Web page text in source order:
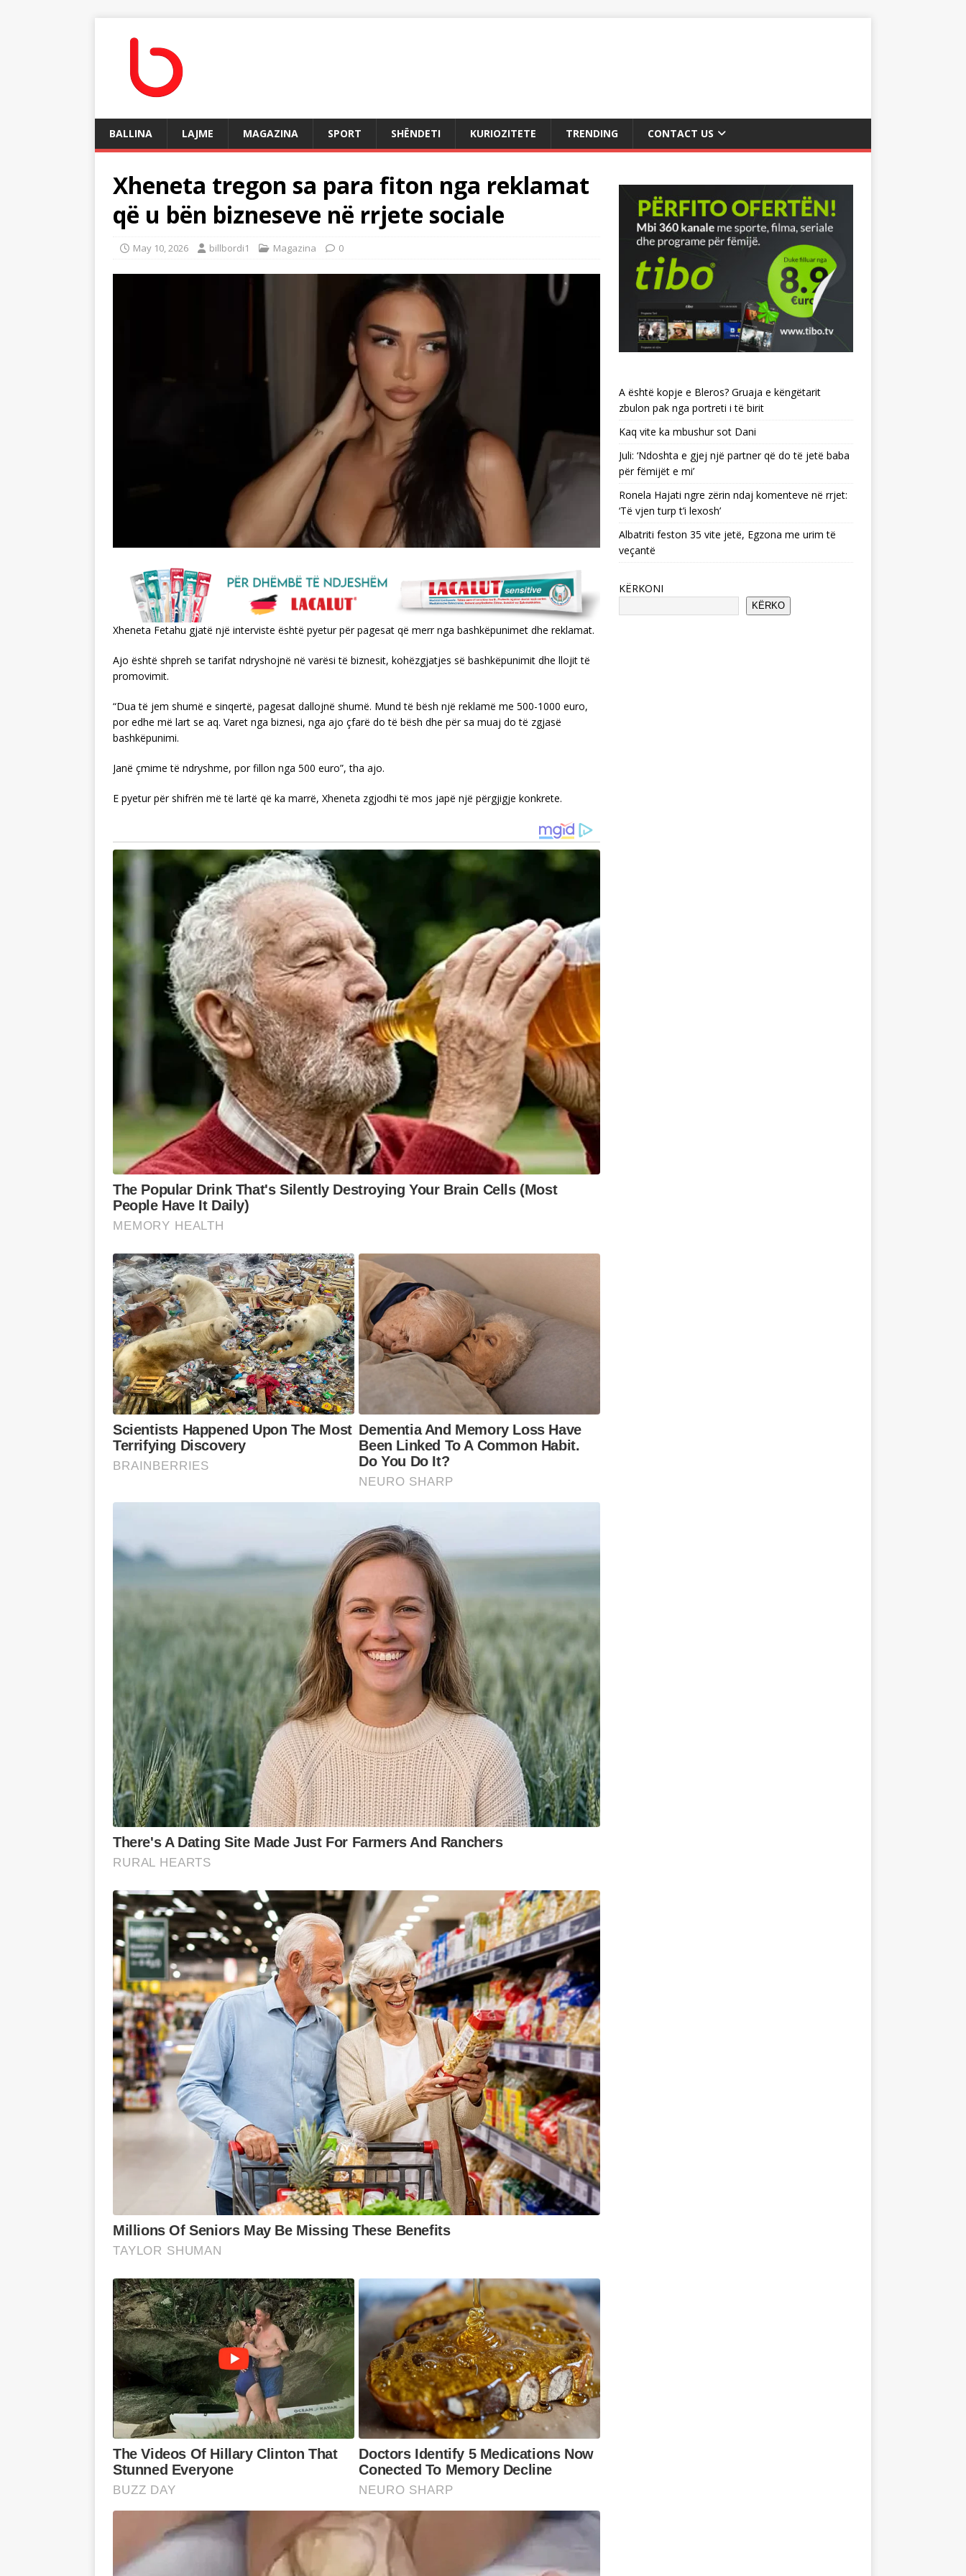
BALLINA LAJME MAGAZINA SPORT SHËNDETI KURIOZITETE TRENDING CONTACT US
Xheneta tregon sa para fiton nga reklamat
që u bën bizneseve në rrjete sociale
May 10, 2026 billbordi1 Magazina 0
Xheneta Fetahu gjatë një interviste është pyetur për pagesat që merr nga bashkëpunimet dhe reklamat.
Ajo është shpreh se tarifat ndryshojnë në varësi të biznesit, kohëzgjatjes së bashkëpunimit dhe llojit të
promovimit.
“Dua të jem shumë e sinqertë, pagesat dallojnë shumë. Mund të bësh një reklamë me 500-1000 euro,
por edhe më lart se aq. Varet nga biznesi, nga ajo çfarë do të bësh dhe për sa muaj do të zgjasë
bashkëpunimi.
Janë çmime të ndryshme, por fillon nga 500 euro”, tha ajo.
E pyetur për shifrën më të lartë që ka marrë, Xheneta zgjodhi të mos japë një përgjigje konkrete.
A është kopje e Bleros? Gruaja e këngëtarit
zbulon pak nga portreti i të birit
Kaq vite ka mbushur sot Dani
Juli: ‘Ndoshta e gjej një partner që do të jetë baba
për fëmijët e mi’
Ronela Hajati ngre zërin ndaj komenteve në rrjet:
‘Të vjen turp t’i lexosh’
Albatriti feston 35 vite jetë, Egzona me urim të
veçantë
KËRKONI
KËRKO